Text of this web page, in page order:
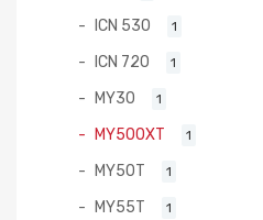
ICN 530 1
ICN 720 1
MY30 1
MY500XT 1
MY50T 1
MY55T 1